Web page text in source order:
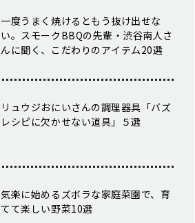
一度うまく焼けるともう抜け出せな
い。スモークBBQの先輩・渋谷南人さ
んに聞く、こだわりのアイテム20選
リュウジおにいさんの調理器具「バズ
レシピに欠かせない道具」５選
気楽に始めるズボラな家庭菜園で、育
てて楽しい野菜10選